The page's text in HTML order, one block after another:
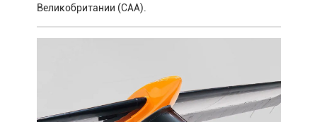
Великобритании (CAA).